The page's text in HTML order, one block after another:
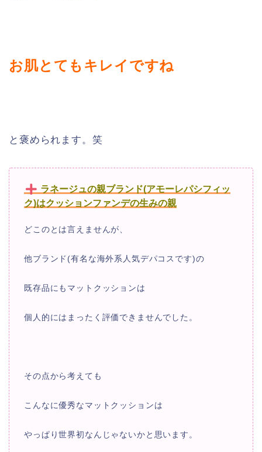
お肌とてもキレイですね
と褒められます。笑
ラネージュの親ブランド(アモーレパシフィッ
ク)はクッションファンデの生みの親
どこのとは言えませんが、
他ブランド(有名な海外系人気デパコスです)の
既存品にもマットクッションは
個人的にはまったく評価できませんでした。
その点から考えても
こんなに優秀なマットクッションは
やっぱり世界初なんじゃないかと思います。